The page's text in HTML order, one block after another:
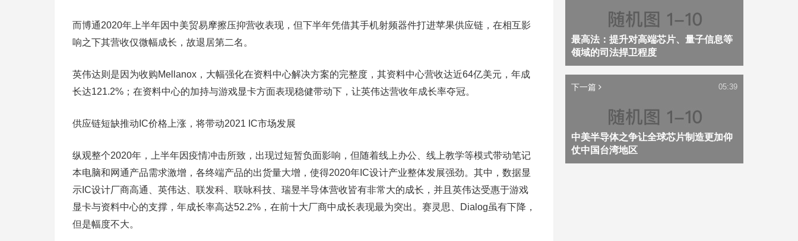
而博通2020年上半年因中美贸易摩擦压抑营收表现，但下半年凭借其手机射频器件打进苹果供应链，在相互影
响之下其营收仅微幅成长，故退居第二名。
英伟达则是因为收购Mellanox，大幅强化在资料中心解决方案的完整度，其资料中心营收达近64亿美元，年成
长达121.2%；在资料中心的加持与游戏显卡方面表现稳健带动下，让英伟达营收年成长率夺冠。
供应链短缺推动IC价格上涨，将带动2021 IC市场发展
纵观整个2020年，上半年因疫情冲击所致，出现过短暂负面影响，但随着线上办公、线上教学等模式带动笔记
本电脑和网通产品需求激增，各终端产品的出货量大增，使得2020年IC设计产业整体发展强劲。其中，数据显
示IC设计厂商高通、英伟达、联发科、联咏科技、瑞昱半导体营收皆有非常大的成长，并且英伟达受惠于游戏
显卡与资料中心的支撑，年成长率高达52.2%，在前十大厂商中成长表现最为突出。赛灵思、Dialog虽有下降，
但是幅度不大。
最高法：提升对高端芯片、量子信息等
领域的司法捍卫程度
下一篇
中美半导体之争让全球芯片制造更加仰
仗中国台湾地区
05:39